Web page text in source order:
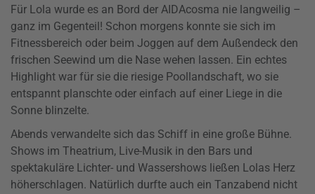
Für Lola wurde es an Bord der AIDAcosma nie langweilig –
ganz im Gegenteil! Schon morgens konnte sie sich im
Fitnessbereich oder beim Joggen auf dem Außendeck den
frischen Seewind um die Nase wehen lassen. Ein echtes
Highlight war für sie die riesige Poollandschaft, wo sie
entspannt planschte oder einfach auf einer Liege in die
Sonne blinzelte.
Abends verwandelte sich das Schiff in eine große Bühne.
Shows im Theatrium, Live-Musik in den Bars und
spektakuläre Lichter- und Wassershows ließen Lolas Herz
höherschlagen. Natürlich durfte auch ein Tanzabend nicht